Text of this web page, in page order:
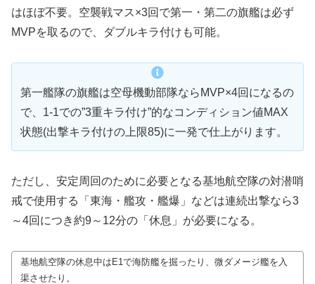
はほぼ不要。空襲戦マス×3回で第一・第二の旗艦は必ず
MVPを取るので、ダブルキラ付けも可能。
第一艦隊の旗艦は空母機動部隊ならMVP×4回になるの
で、1-1での”3重キラ付け”的なコンディション値MAX
状態(出撃キラ付けの上限85)に一発で仕上がります。
ただし、安定周回のために必要となる基地航空隊の対潜哨
戒で使用する「東海・艦攻・艦爆」などは連続出撃なら3
～4回につき約9～12分の「休息」が必要になる。
基地航空隊の休息中はE1で海防艦を掘ったり、微ダメージ艦を入
渠させたり。